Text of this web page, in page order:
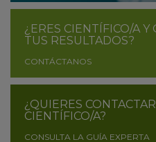
¿ERES CIENTÍFICO/A
TUS RESULTADOS?
CONTÁCTANOS
¿QUIERES
CIENTÍFICO/A?
CONSULTA LA GUÍA EXPERTA